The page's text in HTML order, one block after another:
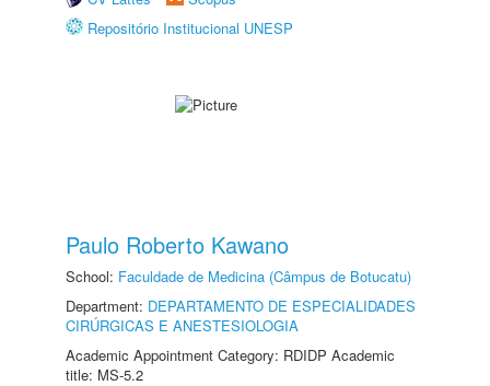
Repositório Institucional UNESP
Paulo Roberto Kawano
School: Faculdade de Medicina (Câmpus de Botucatu)
Department: DEPARTAMENTO DE ESPECIALIDADES
CIRÚRGICAS E ANESTESIOLOGIA
Academic Appointment Category: RDIDP Academic
title: MS-5.2